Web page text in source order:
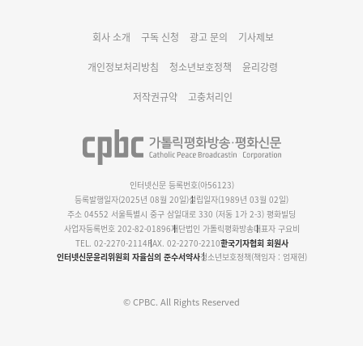
명동 미디어큐브 & 1898 미디어월 공모전 수상작 발표
회사 소개 구독 신청 광고 문의 기사제보
개인정보처리방침 청소년보호정책 윤리강령
저작권규약 고충처리인
인터넷신문 등록번호(아56123)
등록발행일자(2025년 08월 20일)설립일자(1989년 03월 02일)
주소 04552 서울특별시 중구 삼일대로 330 (저동 1가 2-3) 평화빌딩
사업자등록번호 202-82-01896재단법인 가톨릭평화방송대표자 구요비
TEL. 02-2270-2114FAX. 02-2270-2210한국기자협회 회원사
인터넷신문윤리위원회 자율심의 준수서약사청소년보호정책(책임자 : 엄재현)
© CPBC. All Rights Reserved